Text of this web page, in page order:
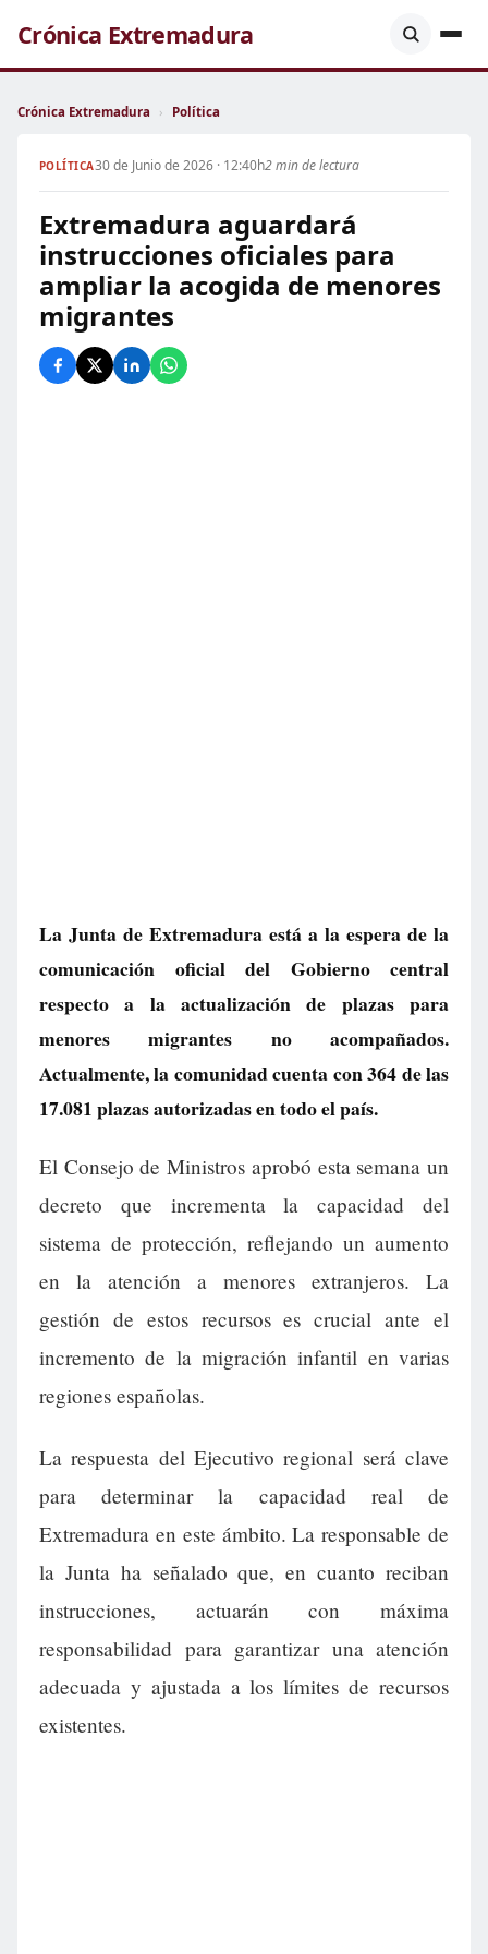
Crónica Extremadura
Crónica Extremadura › Política
POLÍTICA30 de Junio de 2026 · 12:40h2 min de lectura
Extremadura aguardará
instrucciones oficiales para
ampliar la acogida de menores
migrantes
La Junta de Extremadura está a la espera de la
comunicación oficial del Gobierno central
respecto a la actualización de plazas para
menores migrantes no acompañados.
Actualmente, la comunidad cuenta con 364 de las
17.081 plazas autorizadas en todo el país.
El Consejo de Ministros aprobó esta semana un
decreto que incrementa la capacidad del
sistema de protección, reflejando un aumento
en la atención a menores extranjeros. La
gestión de estos recursos es crucial ante el
incremento de la migración infantil en varias
regiones españolas.
La respuesta del Ejecutivo regional será clave
para determinar la capacidad real de
Extremadura en este ámbito. La responsable de
la Junta ha señalado que, en cuanto reciban
instrucciones, actuarán con máxima
responsabilidad para garantizar una atención
adecuada y ajustada a los límites de recursos
existentes.